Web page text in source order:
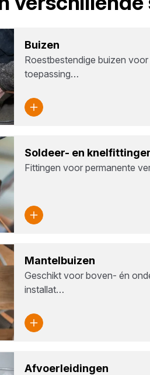
Bui­zen
Roestbestendige buizen voor
toepassing…
Sol­deer- en
Fittingen voor permanente
Man­tel­bui­zen
Geschikt voor boven- én
installat…
Afvoer­lei­din­gen